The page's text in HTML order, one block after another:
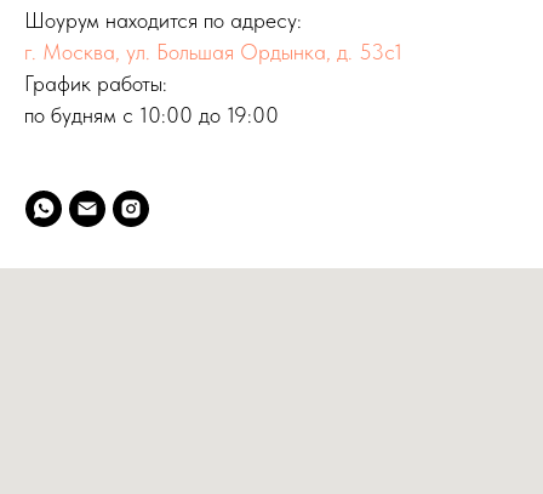
Шоурум находится по адресу:
г. Москва, ул. Большая Ордынка, д. 53с1
График работы:
по будням с 10:00 до 19:00